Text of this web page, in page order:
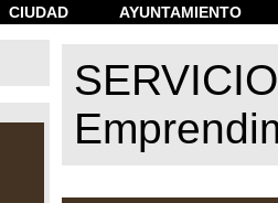
CIUDAD AYUNTAMIENTO